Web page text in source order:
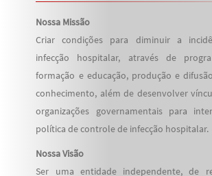
Nossa Missão
Criar condições para diminuir a
infecção hospitalar, através de
formação e educação, produção e
conhecimento, além de desenvolver
organizações governamentais para
política de controle de infecção hospitalar.
Nossa Visão
Ser uma entidade independente, de